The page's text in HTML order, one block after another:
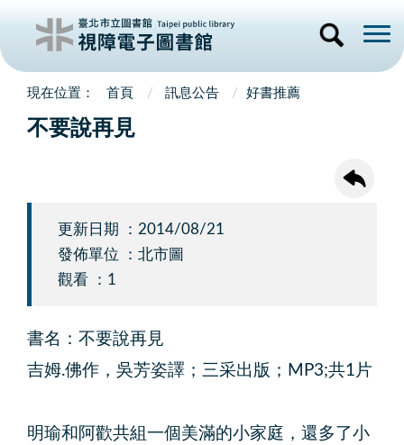
首頁 訊息公告 好書推薦
不要說再見
更新日期 ：2014/08/21
發佈單位 ：北市圖
觀看 ：1
書名：不要說再見
吉姆.佛作，吳芳姿譯；三采出版；MP3;共1片
明瑜和阿歡共組一個美滿的小家庭，還多了小